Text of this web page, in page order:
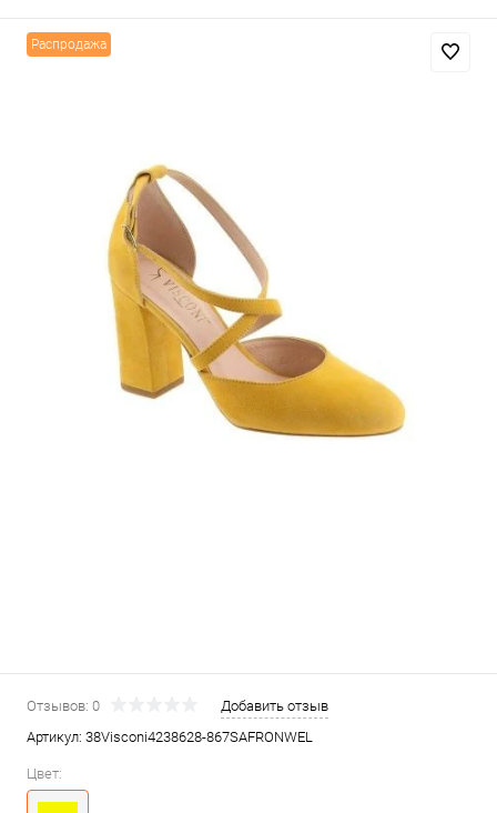
Распродажа
Отзывов: 0
Добавить отзыв
Артикул: 38Visconi4238628-867SAFRONWEL
Цвет: